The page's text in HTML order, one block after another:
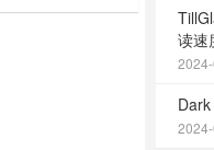
，就不用……
读速